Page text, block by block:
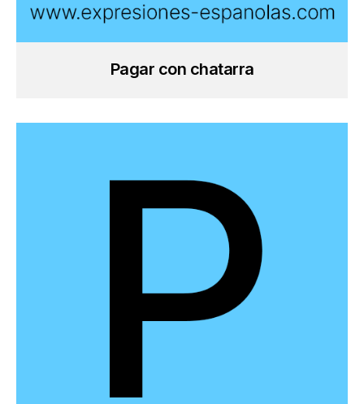
Pagar con chatarra